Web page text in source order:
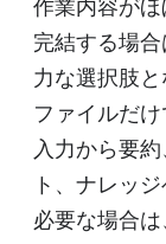
作業内容がほ
完結する場合
力な選択肢
ファイルだ
入力から要
ト、ナレッ
必要な場合は